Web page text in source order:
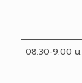
08.30-9.00 น.